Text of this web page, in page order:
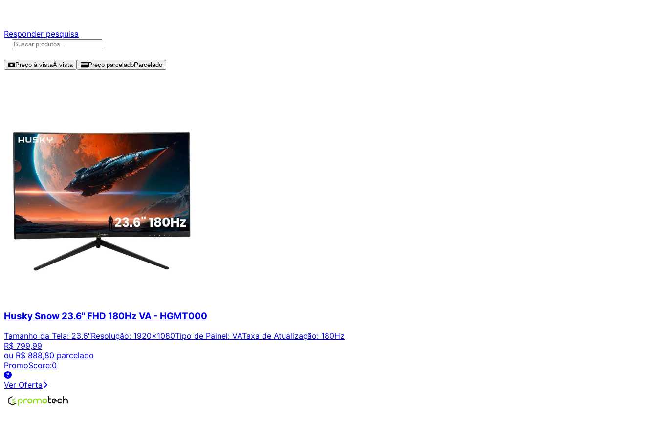
Responder pesquisa
Preço à vistaÀ vista Preço parceladoParcelado
Husky Snow 23.6" FHD 180Hz VA - HGMT000
Tamanho da Tela: 23.6″Resolução: 1920x1080Tipo de Painel: VATaxa de Atualização: 180Hz
R$ 799,99
ou R$ 888,80 parcelado
PromoScore:0
Ver Oferta